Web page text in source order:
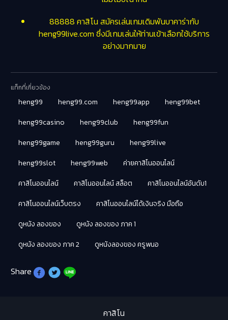
88888 คาสิโน สมัครเล่นเกมเดิมพันบาคาร่ากับ
heng99live.com ซึ่งมีเกมเล่นให้ท่านเข้าเลือกใช้บริการ
อย่างมากมาย
แท็กที่เกี่ยวข้อง
heng99 heng99.com heng99app
heng99bet
heng99casino
heng99club
heng99fun
heng99game
heng99guru
heng99live
heng99slot
heng99web
ค่ายคาสิโนออนไลน์
คาสิโนออนไลน์
คาสิโนออนไลน์ สล็อต
คาสิโนออนไลน์อันดับ1
คาสิโนออนไลน์เว็บตรง
คาสิโนออนไลน์ได้เงินจริง มือถือ
ดูหนัง ลองของ
ดูหนัง ลองของ ภาค 1
ดูหนัง ลองของ ภาค 2
ดูหนังลองของ ครูพนอ
Share
คาสิโน